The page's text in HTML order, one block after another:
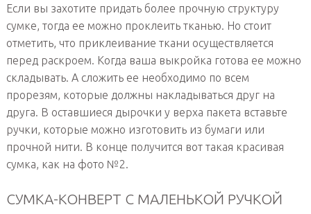
Если вы захотите придать более прочную структуру
сумке, тогда ее можно проклеить тканью. Но стоит
отметить, что приклеивание ткани осуществляется
перед раскроем. Когда ваша выкройка готова ее можно
складывать. А сложить ее необходимо по всем
прорезям, которые должны накладываться друг на
друга. В оставшиеся дырочки у верха пакета вставьте
ручки, которые можно изготовить из бумаги или
прочной нити. В конце получится вот такая красивая
сумка, как на фото №2.
СУМКА-КОНВЕРТ С МАЛЕНЬКОЙ РУЧКОЙ